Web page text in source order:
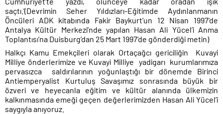
saçtı.’(Devrimin Seher Yıldızları-Eğitimde Aydınlanmanın
Öncüleri ADK kitabında Fakir Baykurt’un 12 Nisan 1997’de
Antalya Kültür Merkezi’nde yapılan Hasan Ali Yücel’i Anma
Toplantısı’na Duisburg’dan 25 Mart 1997’de gönderdiği metin)
Halkçı Kamu Emekçileri olarak Ortaçağcı gericiliğin
Kuvayi
Milliye önderlerimize ve Kuvayi Milliye yadigarı kurumlarımıza
pervasızca
saldırılarının yoğunlaştığı bir dönemde Birinci
Antiemperyalist Kurtuluş Savaşımız sonrasında büyük bir
özveri ve heyecanla eğitim ve kültür alanında ülkemizin
kalkınmasında emeği geçen değerlerimizden Hasan Ali Yücel’i
saygıyla anıyoruz.